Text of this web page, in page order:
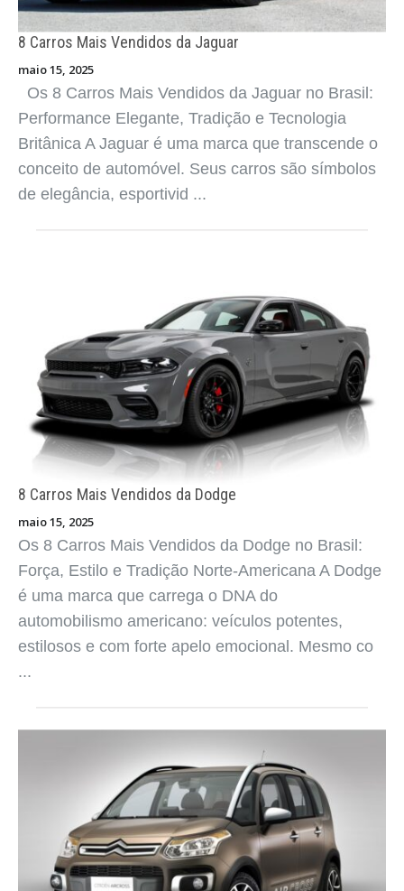
8 Carros Mais Vendidos da Dodge
maio 15, 2025
Os 8 Carros Mais Vendidos da Dodge no Brasil:
Força, Estilo e Tradição Norte-Americana A Dodge
é uma marca que carrega o DNA do
automobilismo americano: veículos potentes,
estilosos e com forte apelo emocional. Mesmo co
8 Carros Mais Vendidos da Citroën
maio 15, 2025
Os 8 Carros Mais Vendidos da Citroën no Brasil:
Criatividade, Conforto e Simplicidade com Estilo
Francês A Citroën é uma marca com identidade
própria. Desde sua chegada ao Brasil, ela sempre
se diferenciou por o ...